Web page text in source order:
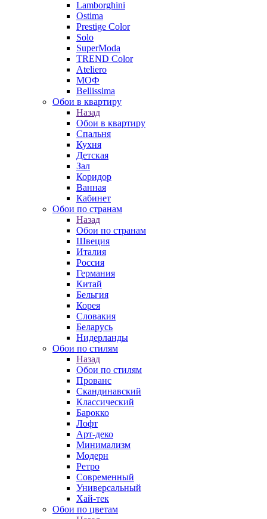
Lamborghini
Ostima
Prestige Color
Solo
SuperModa
TREND Color
Ateliero
МОФ
Bellissima
Обои в квартиру
Назад
Обои в квартиру
Спальня
Кухня
Детская
Зал
Коридор
Ванная
Кабинет
Обои по странам
Назад
Обои по странам
Швеция
Италия
Россия
Германия
Китай
Бельгия
Корея
Словакия
Беларусь
Нидерланды
Обои по стилям
Назад
Обои по стилям
Прованс
Скандинавский
Классический
Барокко
Лофт
Арт-деко
Минимализм
Модерн
Ретро
Современный
Универсальный
Хай-тек
Обои по цветам